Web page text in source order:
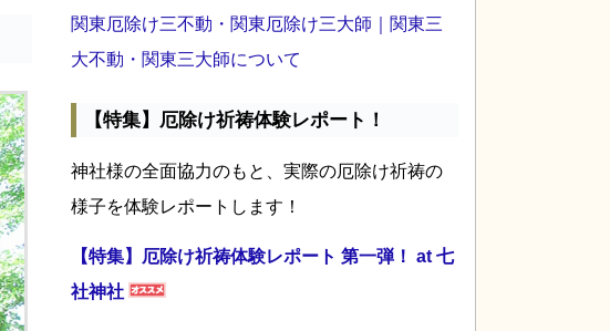
関東厄除け三不動・関東厄除け三大師｜関東三
大不動・関東三大師について
【特集】厄除け祈祷体験レポート！
神社様の全面協力のもと、実際の厄除け祈祷の
様子を体験レポートします！
【特集】厄除け祈祷体験レポート 第一弾！ at 七
社神社